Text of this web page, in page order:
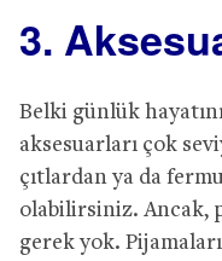
3.
Belki günlük
aksesuarları çok
çıtlardan ya da
olabilirsiniz. Ancak,
gerek yok.